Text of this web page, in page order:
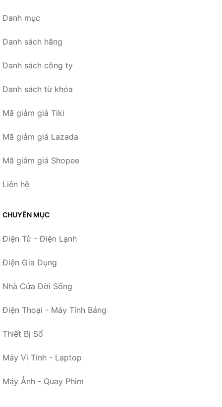
Danh mục
Danh sách hãng
Danh sách công ty
Danh sách từ khóa
Mã giảm giá Tiki
Mã giảm giá Lazada
Mã giảm giá Shopee
Liên hệ
CHUYÊN MỤC
Điện Tử - Điện Lạnh
Điện Gia Dụng
Nhà Cửa Đời Sống
Điện Thoại - Máy Tính Bảng
Thiết Bị Số
Máy Vi Tính - Laptop
Máy Ảnh - Quay Phim